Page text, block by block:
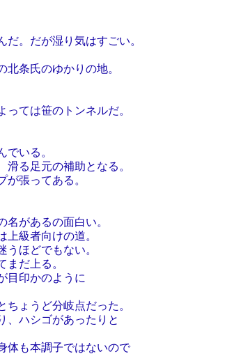
だが湿り気はすごい。
氏のゆかりの地。
は笹のトンネルだ。
いる。
足元の補助となる。
張ってある。
があるの面白い。
級者向けの道。
ほどでもない。
だ上る。
印かのように
うど分岐点だった。
ハシゴがあったりと
も本調子ではないので